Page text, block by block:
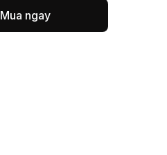
Mua ngay